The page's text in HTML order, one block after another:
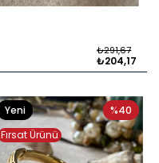
₺204,17
₺291,67
%40
Yeni
Ürün
Fırsat Ürünü